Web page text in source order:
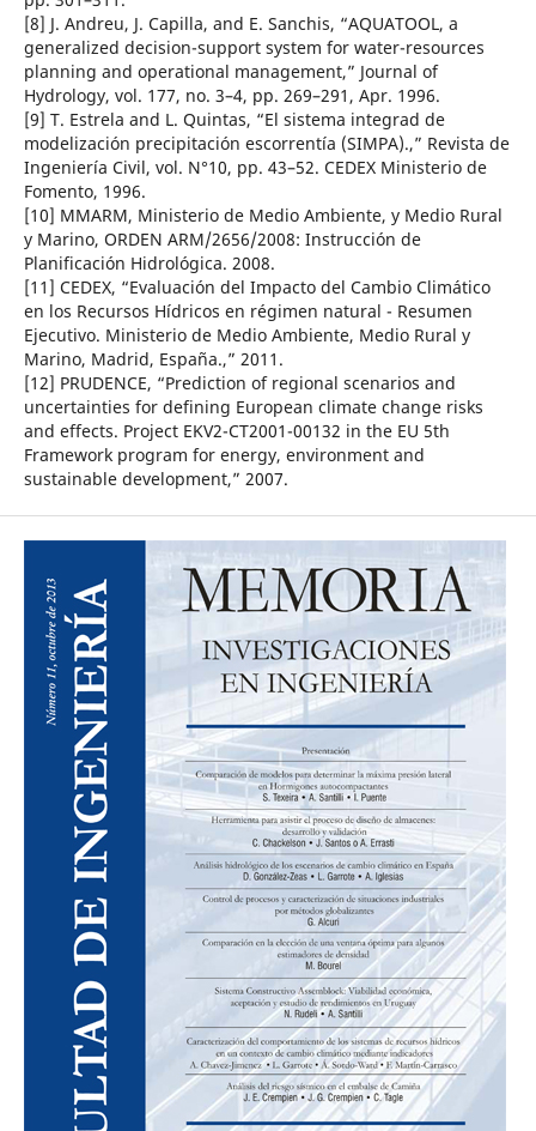
[8] J. Andreu, J. Capilla, and E. Sanchis, “AQUATOOL, a
generalized decision-support system for water-resources
planning and operational management,” Journal of
Hydrology, vol. 177, no. 3–4, pp. 269–291, Apr. 1996.
[9] T. Estrela and L. Quintas, “El sistema integrad de
modelización precipitación escorrentía (SIMPA).,” Revista de
Ingeniería Civil, vol. N°10, pp. 43–52. CEDEX Ministerio de
Fomento, 1996.
[10] MMARM, Ministerio de Medio Ambiente, y Medio Rural
y Marino, ORDEN ARM/2656/2008: Instrucción de
Planificación Hidrológica. 2008.
[11] CEDEX, “Evaluación del Impacto del Cambio Climático
en los Recursos Hídricos en régimen natural - Resumen
Ejecutivo. Ministerio de Medio Ambiente, Medio Rural y
Marino, Madrid, España.,” 2011.
[12] PRUDENCE, “Prediction of regional scenarios and
uncertainties for defining European climate change risks
and effects. Project EKV2-CT2001-00132 in the EU 5th
Framework program for energy, environment and
sustainable development,” 2007.